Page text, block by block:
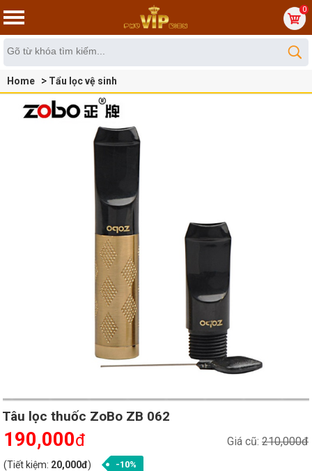
0
Home Tẩu lọc vệ sinh
Tâu lọc thuốc ZoBo ZB 062
Giá cũ: 210,000đ
190,000đ
(Tiết kiệm: 20,000đ) -10%